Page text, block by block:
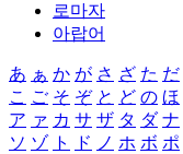
로마자
아랍어
あ ぁ か が さ ざ た だ
こ ご そ ぞ と ど の ほ
ア ァ カ サ ザ タ ダ ナ
ソ ゾ ト ド ノ ホ ボ ポ